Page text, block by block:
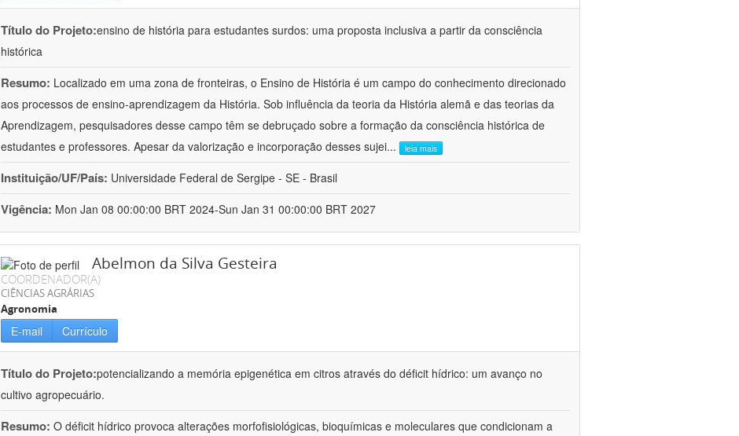
Título do Projeto:ensino de história para estudantes surdos: uma proposta inclusiva a partir da consciência
histórica
Resumo: Localizado em uma zona de fronteiras, o Ensino de História é um campo do conhecimento direcionado
aos processos de ensino-aprendizagem da História. Sob influência da teoria da História alemã e das teorias da
Aprendizagem, pesquisadores desse campo têm se debruçado sobre a formação da consciência histórica de
estudantes e professores. Apesar da valorização e incorporação desses sujei... leia mais
Instituição/UF/País: Universidade Federal de Sergipe - SE - Brasil
Vigência: Mon Jan 08 00:00:00 BRT 2024-Sun Jan 31 00:00:00 BRT 2027
Abelmon da Silva Gesteira
COORDENADOR(A)
CIÊNCIAS AGRÁRIAS
Agronomia
E-mail Currículo
Título do Projeto:potencializando a memória epigenética em citros através do déficit hídrico: um avanço no
cultivo agropecuário.
Resumo: O déficit hídrico provoca alterações morfofisiológicas, bioquímicas e moleculares que condicionam a